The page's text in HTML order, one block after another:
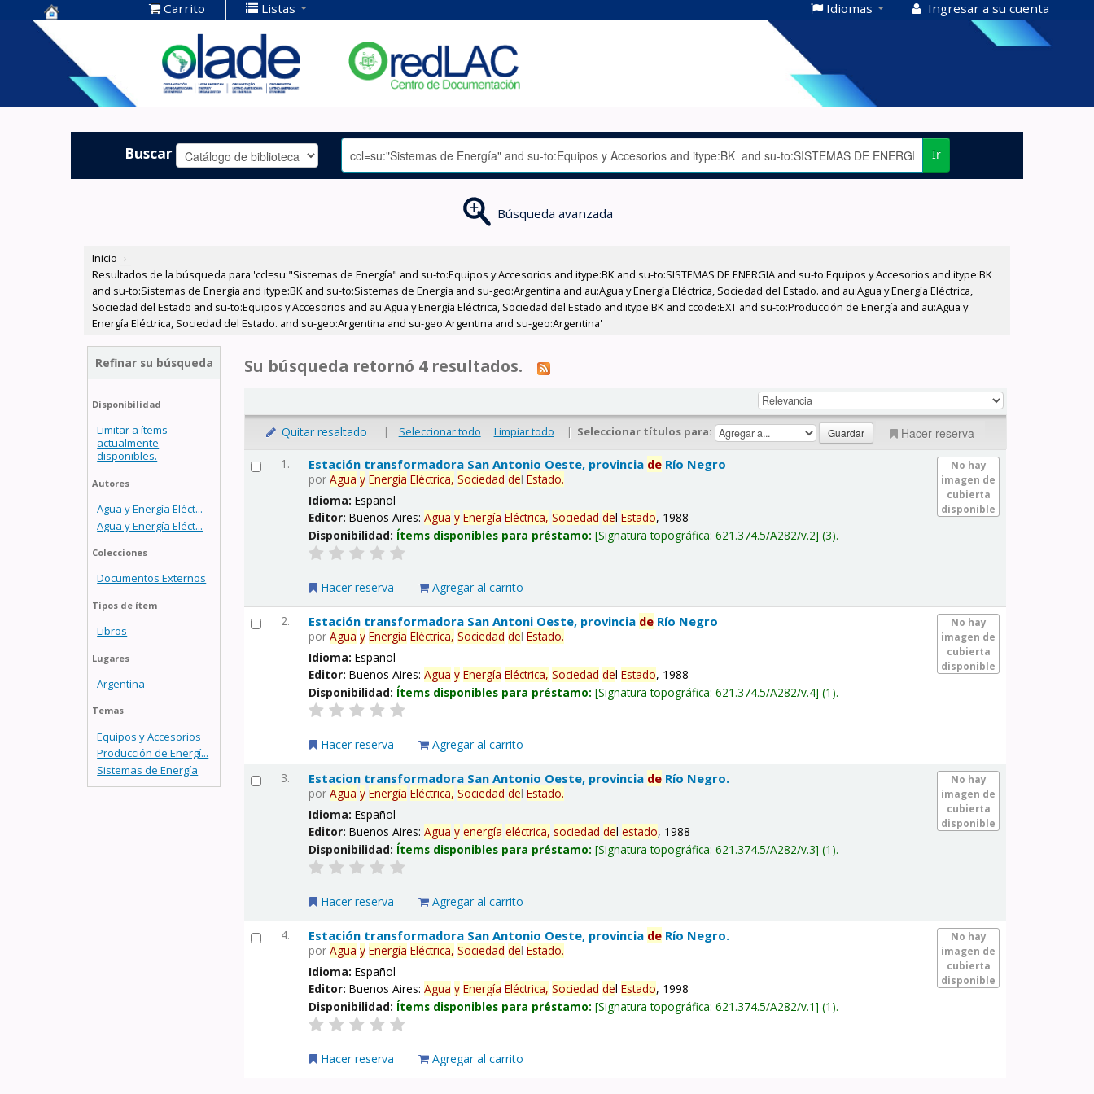
Centro de
Documentación
OLADE -
Carrito Listas Idiomas Ingresar a su cuenta
Buscar Ir
Búsqueda avanzada
Inicio ›
Resultados de la búsqueda para 'ccl=su:"Sistemas de Energía" and su-to:Equipos y Accesorios and itype:BK and su-to:SISTEMAS DE ENERGIA and su-to:Equipos y Accesorios and itype:BK
and su-to:Sistemas de Energía and itype:BK and su-to:Sistemas de Energía and su-geo:Argentina and au:Agua y Energía Eléctrica, Sociedad del Estado. and au:Agua y Energía Eléctrica,
Sociedad del Estado and su-to:Equipos y Accesorios and au:Agua y Energía Eléctrica, Sociedad del Estado and itype:BK and ccode:EXT and su-to:Producción de Energía and au:Agua y
Energía Eléctrica, Sociedad del Estado. and su-geo:Argentina and su-geo:Argentina and su-geo:Argentina'
Refinar su búsqueda
Disponibilidad
Limitar a ítems
actualmente
disponibles.
Autores
Agua y Energía Eléct...
Agua y Energía Eléct...
Colecciones
Documentos Externos
Tipos de ítem
Libros
Lugares
Argentina
Temas
Equipos y Accesorios
Producción de Energí...
Sistemas de Energía
Su búsqueda retornó 4 resultados.
Quitar resaltado | Seleccionar todo Limpiar todo | Seleccionar títulos para: Hacer reserva
1.
No hay
imagen de
cubierta
disponible
Estación transformadora San Antonio Oeste, provincia de Río Negro
porAgua y Energía Eléctrica, Sociedad delEstado.
Idioma:Español
Editor:Buenos Aires:Agua y Energía Eléctrica, Sociedad delEstado, 1988
Disponibilidad: Ítems disponibles para préstamo: Signatura topográfica:621.374.5/A282/v.2 (3).
Hacer reserva Agregar al carrito
2.
No hay
imagen de
cubierta
disponible
Estación transformadora San Antoni Oeste, provincia de Río Negro
porAgua y Energía Eléctrica, Sociedad delEstado.
Idioma:Español
Editor:Buenos Aires:Agua y Energía Eléctrica, Sociedad delEstado, 1988
Disponibilidad: Ítems disponibles para préstamo: Signatura topográfica:621.374.5/A282/v.4 (1).
Hacer reserva Agregar al carrito
3.
No hay
imagen de
cubierta
disponible
Estacion transformadora San Antonio Oeste, provincia de Río Negro.
porAgua y Energía Eléctrica, Sociedad delEstado.
Idioma:Español
Editor:Buenos Aires:Agua y energía eléctrica, sociedad delestado, 1988
Disponibilidad: Ítems disponibles para préstamo: Signatura topográfica:621.374.5/A282/v.3 (1).
Hacer reserva Agregar al carrito
4.
No hay
imagen de
cubierta
disponible
Estación transformadora San Antonio Oeste, provincia de Río Negro.
porAgua y Energía Eléctrica, Sociedad delEstado.
Idioma:Español
Editor:Buenos Aires:Agua y Energía Eléctrica, Sociedad delEstado, 1998
Disponibilidad: Ítems disponibles para préstamo: Signatura topográfica:621.374.5/A282/v.1 (1).
Hacer reserva Agregar al carrito